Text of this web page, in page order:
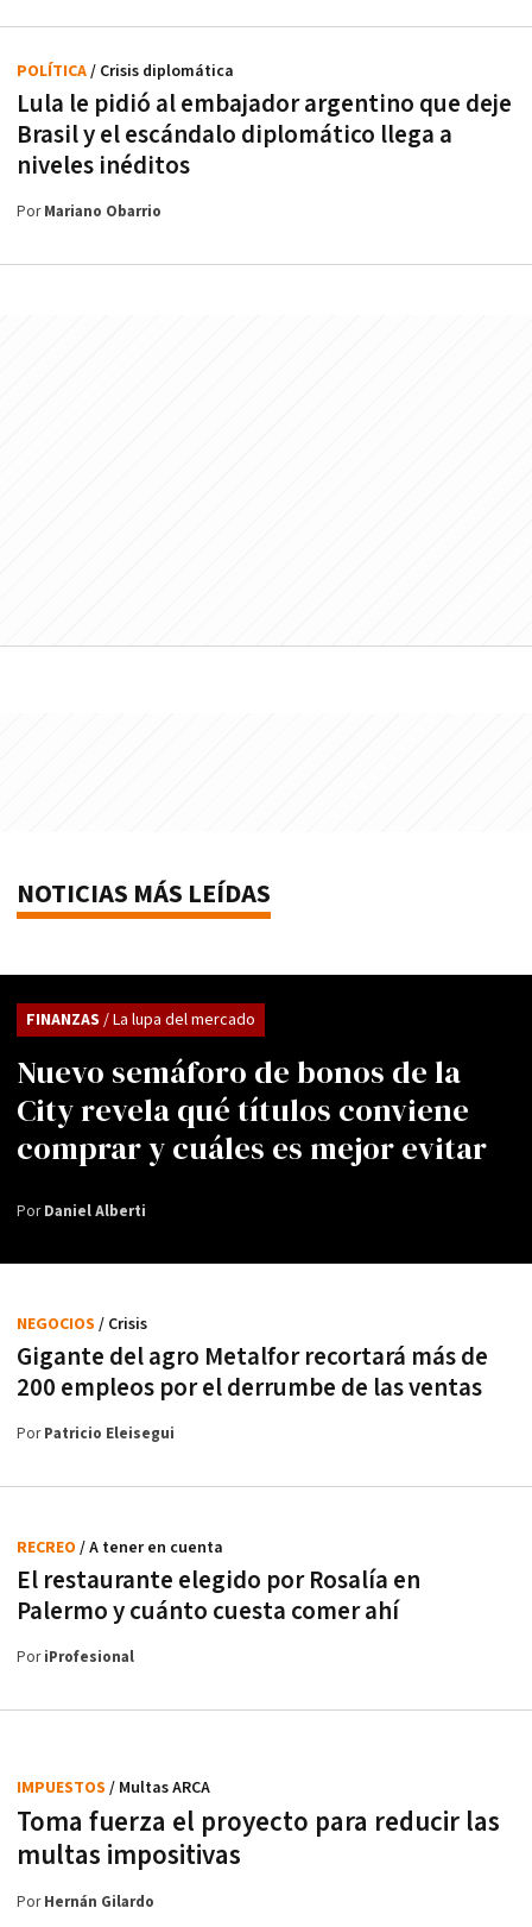
Lula le pidió al embajador argentino que deje
Brasil y el escándalo diplomático llega a
niveles inéditos
POLÍTICA/ Crisis diplomática
PorMariano Obarrio
NOTICIAS MÁS LEÍDAS
Nuevo semáforo de bonos de la
City revela qué títulos conviene
comprar y cuáles es mejor evitar
FINANZAS / La lupa del mercado
PorDaniel Alberti
Gigante del agro Metalfor recortará más de
200 empleos por el derrumbe de las ventas
NEGOCIOS / Crisis
PorPatricio Eleisegui
El restaurante elegido por Rosalía en
Palermo y cuánto cuesta comer ahí
RECREO / A tener en cuenta
PoriProfesional
Toma fuerza el proyecto para reducir las
multas impositivas
IMPUESTOS / Multas ARCA
PorHernán Gilardo